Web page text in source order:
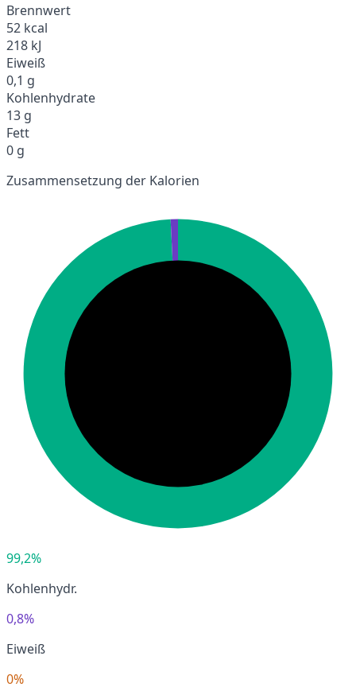
Brennwert
52 kcal
218 kJ
Eiweiß
0,1 g
Kohlenhydrate
13 g
Fett
0 g
Zusammensetzung der Kalorien
99,2%
Kohlenhydr.
0,8%
Eiweiß
0%